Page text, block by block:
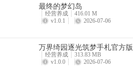
最终的梦幻岛
经营养成
416.01 M
v1.0.1
2026-07-06
万界绮园逐光筑梦手札官方版
经营养成
313.83 MB
v1.0.0
2026-07-06